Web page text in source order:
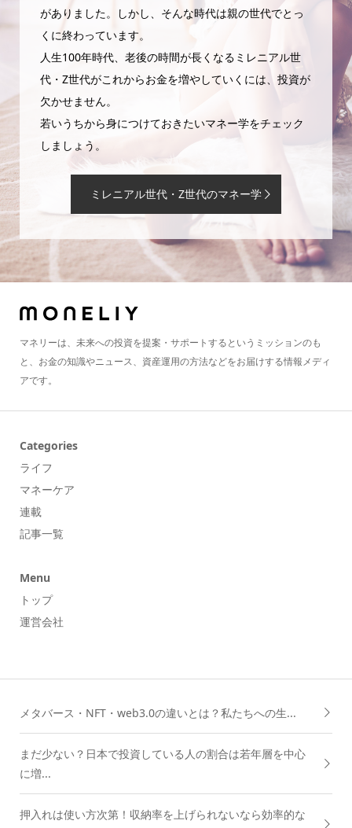
がありました。しかし、そんな時代は親の世代でとっ
くに終わっています。
人生100年時代、老後の時間が長くなるミレニアル世
代・Z世代がこれからお金を増やしていくには、投資が
欠かせません。
若いうちから身につけておきたいマネー学をチェック
しましょう。
ミレニアル世代・Z世代のマネー学
マネリーは、未来への投資を提案・サポートするというミッションのも
と、お金の知識やニュース、資産運用の方法などをお届けする情報メディ
アです。
Categories
ライフ
マネーケア
連載
記事一覧
Menu
トップ
運営会社
メタバース・NFT・web3.0の違いとは？私たちへの生...
まだ少ない？日本で投資している人の割合は若年層を中心
に増...
押入れは使い方次第！収納率を上げられないなら効率的な